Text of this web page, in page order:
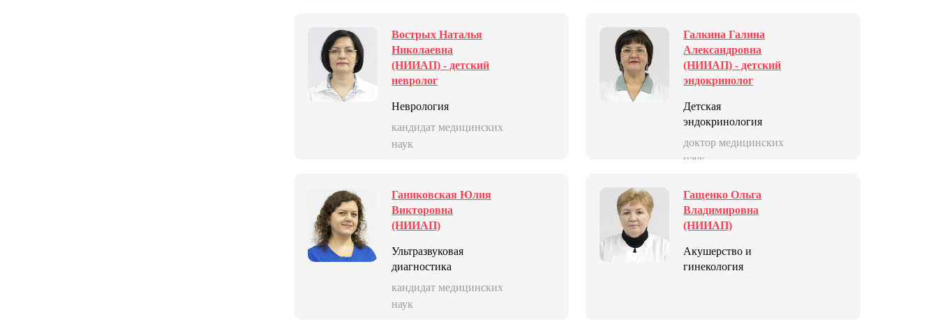
Вострых Наталья
Николаевна
(НИИАП) - детский
невролог
Неврология
кандидат медицинских
наук
Галкина Галина
Александровна
(НИИАП) - детский
эндокринолог
Детская
эндокринология
доктор медицинских
наук
Ганиковская Юлия
Викторовна
(НИИАП)
Ультразвуковая
диагностика
кандидат медицинских
наук
Гащенко Ольга
Владимировна
(НИИАП)
Акушерство и
гинекология